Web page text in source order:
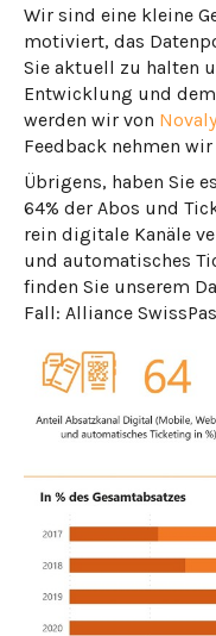
Wir sind eine kleine
motiviert, das
Sie aktuell zu halten
Entwicklung und
werden wir von
Feedback nehmen
Übrigens, haben Sie
64% der Abos und
rein digitale Kanäle
und automatisches
finden Sie unserem
Fall: Alliance